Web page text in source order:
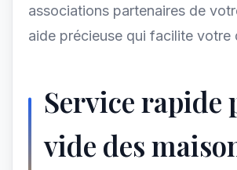
associations partenaires de
aide précieuse qui facilite votre
Service rapide
vide des